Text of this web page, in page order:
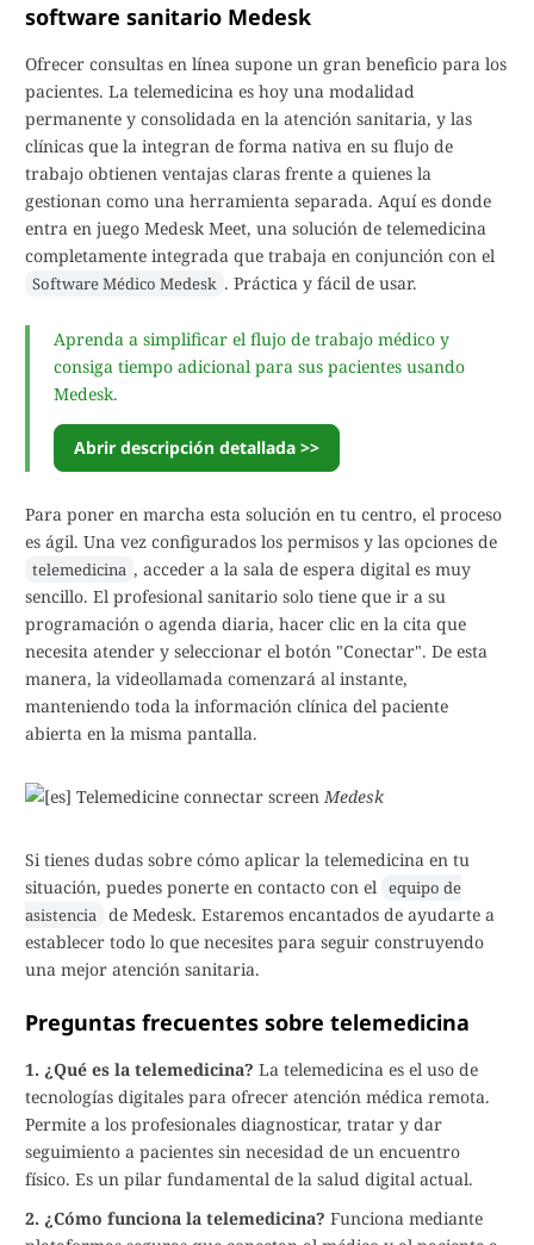
software sanitario Medesk
Ofrecer consultas en línea supone un gran beneficio para los
pacientes. La telemedicina es hoy una modalidad
permanente y consolidada en la atención sanitaria, y las
clínicas que la integran de forma nativa en su flujo de
trabajo obtienen ventajas claras frente a quienes la
gestionan como una herramienta separada. Aquí es donde
entra en juego Medesk Meet, una solución de telemedicina
completamente integrada que trabaja en conjunción con el
Software Médico Medesk . Práctica y fácil de usar.
Aprenda a simplificar el flujo de trabajo médico y
consiga tiempo adicional para sus pacientes usando
Medesk.
Abrir descripción detallada >>
Para poner en marcha esta solución en tu centro, el proceso
es ágil. Una vez configurados los permisos y las opciones de
telemedicina , acceder a la sala de espera digital es muy
sencillo. El profesional sanitario solo tiene que ir a su
programación o agenda diaria, hacer clic en la cita que
necesita atender y seleccionar el botón "Conectar". De esta
manera, la videollamada comenzará al instante,
manteniendo toda la información clínica del paciente
abierta en la misma pantalla.
Medesk
Si tienes dudas sobre cómo aplicar la telemedicina en tu
situación, puedes ponerte en contacto con el equipo de
asistencia de Medesk. Estaremos encantados de ayudarte a
establecer todo lo que necesites para seguir construyendo
una mejor atención sanitaria.
Preguntas frecuentes sobre telemedicina
1. ¿Qué es la telemedicina? La telemedicina es el uso de
tecnologías digitales para ofrecer atención médica remota.
Permite a los profesionales diagnosticar, tratar y dar
seguimiento a pacientes sin necesidad de un encuentro
físico. Es un pilar fundamental de la salud digital actual.
2. ¿Cómo funciona la telemedicina? Funciona mediante